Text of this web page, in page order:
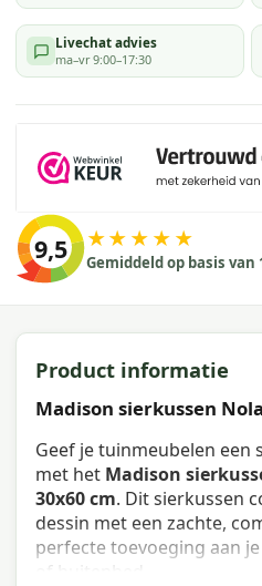
Livechat advies
ma–vr 9:00–17:30
9,5 ★★★★★
Gemiddeld op basis van
Product informatie
Madison sierkussen
Geef je tuinmeubelen
met het Madison
30x60 cm. Dit sierkussen
dessin met een zachte,
perfecte toevoeging aan
of buitenbed.